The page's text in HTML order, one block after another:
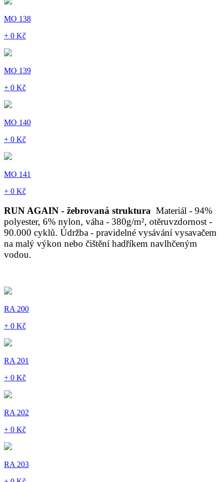
MO 138
+ 0 Kč
MO 139
+ 0 Kč
MO 140
+ 0 Kč
MO 141
+ 0 Kč
RUN AGAIN - žebrovaná struktura Materiál - 94%
polyester, 6% nylon, váha - 380g/m², otěruvzdornost -
90.000 cyklů. Údržba - pravidelné vysávání vysavačem
na malý výkon nebo čištění hadříkem navlhčeným
vodou.
RA 200
+ 0 Kč
RA 201
+ 0 Kč
RA 202
+ 0 Kč
RA 203